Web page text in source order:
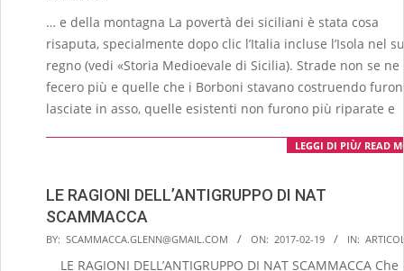
23
… e della montagna La povertà dei siciliani è stata cosa
risaputa, specialmente dopo clic l’Italia incluse l’Isola nel
regno (vedi «Storia Medioevale di Sicilia). Strade non se ne
fecero più e quelle che i Borboni stavano costruendo
lasciate in asso, quelle esistenti non furono più riparate e
LEGGI DI PIÙ/ READ
LE RAGIONI DELL’ANTIGRUPPO DI NAT
SCAMMACCA
2017-
02-
BY: SCAMMACCA.GLENN@GMAIL.COM ON: 2017-02-19 IN:
LE RAGIONI DELL’ANTIGRUPPO DI NAT SCAMMACCA Che